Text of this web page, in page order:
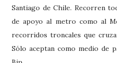
Santiago de Chile. Recorren
de apoyo al metro como al
recorridos troncales que
Sólo aceptan como medio de